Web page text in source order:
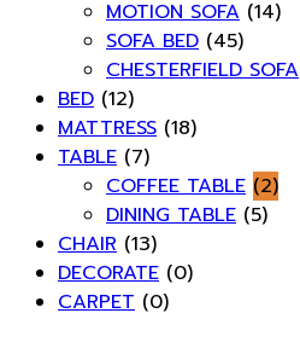
MOTION SOFA (14)
SOFA BED (45)
CHESTERFIELD SOFA
BED (12)
MATTRESS (18)
TABLE (7)
COFFEE TABLE (2)
DINING TABLE (5)
CHAIR (13)
DECORATE (0)
CARPET (0)